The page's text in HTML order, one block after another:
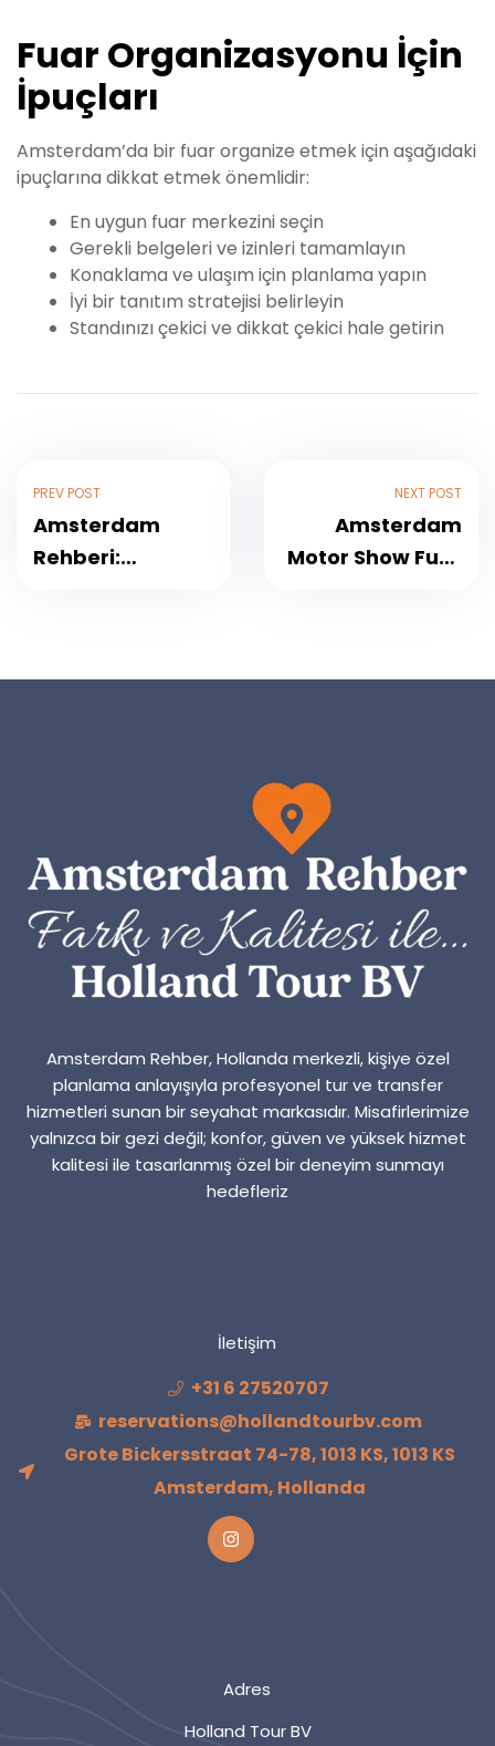
Fuar Organizasyonu İçin
İpuçları
Amsterdam’da bir fuar organize etmek için aşağıdaki
ipuçlarına dikkat etmek önemlidir:
En uygun fuar merkezini seçin
Gerekli belgeleri ve izinleri tamamlayın
Konaklama ve ulaşım için planlama yapın
İyi bir tanıtım stratejisi belirleyin
Standınızı çekici ve dikkat çekici hale getirin
PREV POST
Amsterdam
Rehberi:
NEXT POST
Amsterdam
Motor Show Fuar
Amsterdam Rehber, Hollanda merkezli, kişiye özel
planlama anlayışıyla profesyonel tur ve transfer
hizmetleri sunan bir seyahat markasıdır. Misafirlerimize
yalnızca bir gezi değil; konfor, güven ve yüksek hizmet
kalitesi ile tasarlanmış özel bir deneyim sunmayı
hedefleriz
İletişim
+31 6 27520707
reservations@hollandtourbv.com
Grote Bickersstraat 74-78, 1013 KS, 1013 KS
Amsterdam, Hollanda
Adres
Holland Tour BV